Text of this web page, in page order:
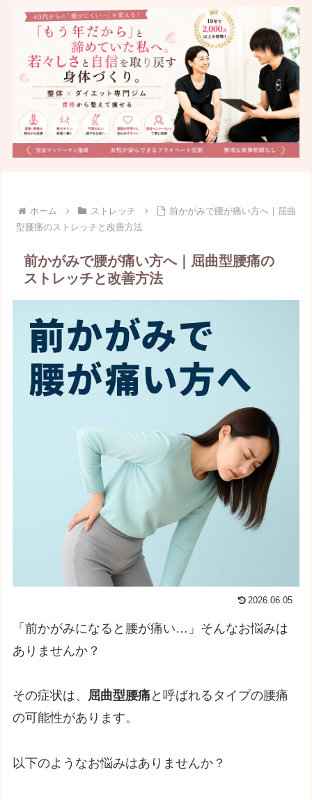
ホーム ストレッチ
前かがみで腰が痛い方へ｜屈曲
型腰痛のストレッチと改善方法
前かがみで腰が痛い方へ｜屈曲型腰痛の
ストレッチと改善方法
2026.06.05
「前かがみになると腰が痛い…」そんなお悩みは
ありませんか？
その症状は、 屈曲型腰痛と呼ばれるタイプの腰痛
の可能性があります。
以下のようなお悩みはありませんか？